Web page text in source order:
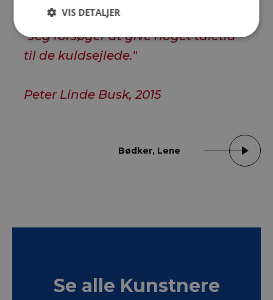
”Jeg forsøger at give noget taletid
til de kuldsejlede."
Peter Linde Busk, 2015
Bødker, Lene
Se alle Kunstnere
VIS DETALJER